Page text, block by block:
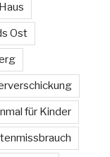
Ost
für Kinder